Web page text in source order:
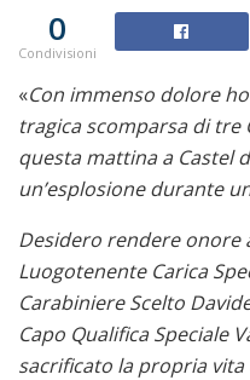
0
Condivisioni
«Con immenso dolore
tragica scomparsa di tre
questa mattina a Castel
un’esplosione durante
Desidero rendere onore
Luogotenente Carica
Carabiniere Scelto
Capo Qualifica Speciale
sacrificato la propria